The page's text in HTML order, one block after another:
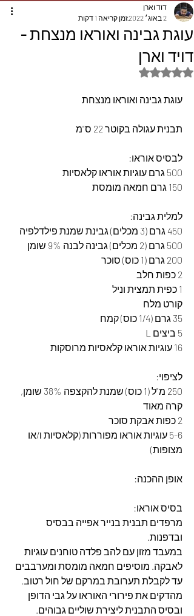
עוגת גבינה ואוראו מנצחת -
דויד וארן
דוד וארן
2 באוג׳ 2022
זמן קריאה 1 דקות
דירוג של NaN מתוך 5 כוכבים
עוגת גבינה ואוראו מנצחת
תבנית עגולה בקוטר 22 ס"מ
לבסיס אוראו:
500 גרם עוגיות אוראו קלאסיות
150 גרם חמאה מומסת
למלית גבינה:
450 גרם (3 מכלים) גבינת שמנת פילדלפיה
500 גרם (2 מכלים) גבינה לבנה 9% שומן
200 גרם (1 כוס) סוכר
2 כפות חלב
1 כפית תמצית וניל
קורט מלח
35 גרם (1/4 כוס) קמח
5 ביצים L
16 עוגיות אוראו קלאסיות מרוסקות
לציפוי:
250 מ"ל (1 כוס) שמנת להקצפה 38% שומן,
קרה מאוד
2 כפות אבקת סוכר
5-6 עוגיות אוראו מפוררות (קלאסיות ו/או
מצופות)
אופן ההכנה:
בסיס אוראו:
מרפדים תבנית בנייר אפייה בבסיס
ובדפנות.
במעבד מזון עם להב פלדה טוחנים עוגיות
לאבקה. מוסיפים חמאה מומסת ומערבבים
עד לקבלת תערובת במרקם של חול רטוב.
מהדקים את פירורי האוראו על גבי הדופן
ובסיס התבנית ליצירת שוליים גבוהים.